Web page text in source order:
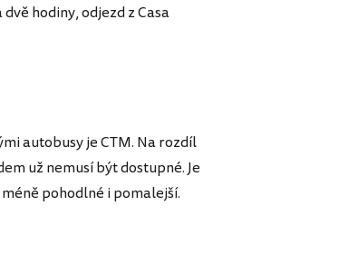
hodiny, odjezd z Casa
autobusy je CTM. Na rozdíl
už nemusí být dostupné. Je
pohodlné i pomalejší.